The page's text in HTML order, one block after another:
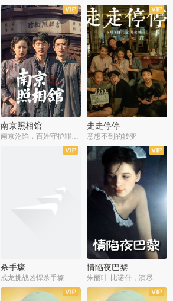
南京照相馆
南京沦陷，百姓守护罪证底片
走走停停
意想不到的转变
杀手壕
成龙挑战凶悍杀手壕
情陷夜巴黎